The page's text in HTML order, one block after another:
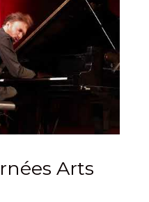
Arts